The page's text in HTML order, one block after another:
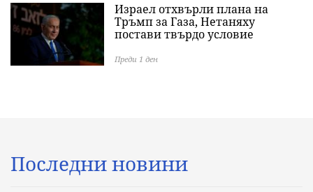
Израел отхвърли плана на
Тръмп за Газа, Нетаняху
постави твърдо условие
Преди 1 ден
Последни новини